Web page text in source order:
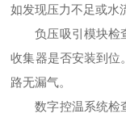
如发现压力不足或水
负压吸引模块检
收集器是否安装到位
路无漏气。
数字控温系统检